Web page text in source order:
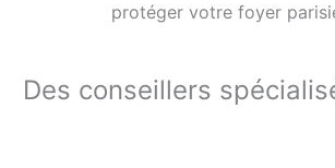
protéger votre foyer
Des conseillers